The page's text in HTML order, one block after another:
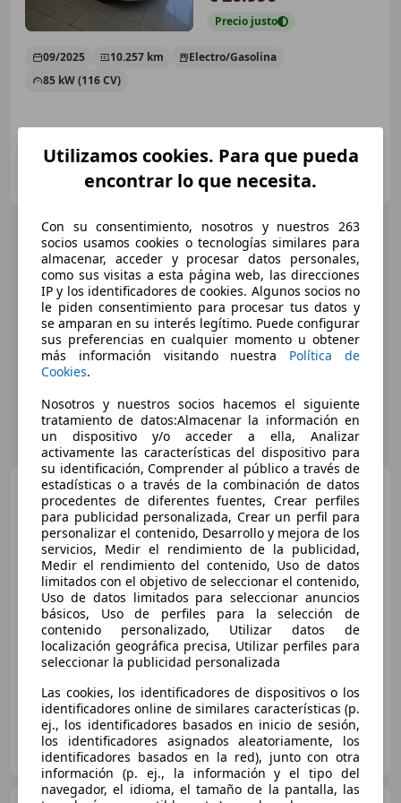
Precio justo
09/2025 10.257 km
Electro/Gasolina
85 kW (116 CV)
YAPPAN CARS
ES-28024 MADRID
Toyota Yaris120H 1.5 Active
Plus
€ 21.490
1
Sincomparación
09/2025 2.524 km
Electro/Gasolina
85 kW (116 CV)
GRUPOBAFER BURGOS
ES-09195 VILLAGONZALO PEDERNALES
Utilizamos cookies. Para que pueda
encontrar lo que necesita.
Con su consentimiento, nosotros y nuestros 263
socios usamos cookies o tecnologías similares para
almacenar, acceder y procesar datos personales,
como sus visitas a esta página web, las direcciones
IP y los identificadores de cookies. Algunos socios no
le piden consentimiento para procesar tus datos y
se amparan en su interés legítimo. Puede configurar
sus preferencias en cualquier momento u obtener
más información visitando nuestra Política de
Cookies.
Nosotros y nuestros socios hacemos el siguiente
tratamiento de datos:Almacenar la información en
un dispositivo y/o acceder a ella, Analizar
activamente las características del dispositivo para
su identificación, Comprender al público a través de
estadísticas o a través de la combinación de datos
procedentes de diferentes fuentes, Crear perfiles
para publicidad personalizada, Crear un perfil para
personalizar el contenido, Desarrollo y mejora de los
servicios, Medir el rendimiento de la publicidad,
Medir el rendimiento del contenido, Uso de datos
limitados con el objetivo de seleccionar el contenido,
Uso de datos limitados para seleccionar anuncios
básicos, Uso de perfiles para la selección de
contenido personalizado, Utilizar datos de
localización geográfica precisa, Utilizar perfiles para
seleccionar la publicidad personalizada
Las cookies, los identificadores de dispositivos o los
identificadores online de similares características (p.
ej., los identificadores basados en inicio de sesión,
los identificadores asignados aleatoriamente, los
identificadores basados en la red), junto con otra
información (p. ej., la información y el tipo del
navegador, el idioma, el tamaño de la pantalla, las